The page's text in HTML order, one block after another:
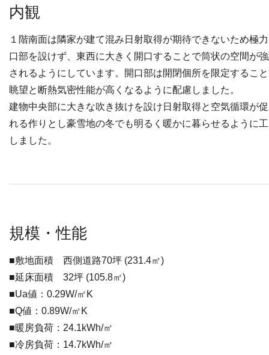
内観
１階南面は隣家が建て混み日射取得が期待できないため極
口部を設けず、東西に大きく開口することで筒状の空間が
されるようにしています。開口部は開閉個所を限定するこ
眺望と断熱気密性能が高くなるように配慮しました。
建物中央部に大きな吹き抜けを設け日射取得と空気循環が
れる作りとし豪雪地の冬でも明るく暖かに暮らせるように
しました。
規模・性能
■敷地面積 西側道路70坪 (231.4㎡)
■延床面積 32坪 (105.8㎡)
■Ua値：0.29W/㎡K
■Q値：0.89W/㎡K
■暖房負荷：24.1kWh/㎡
■冷房負荷：14.7kWh/㎡